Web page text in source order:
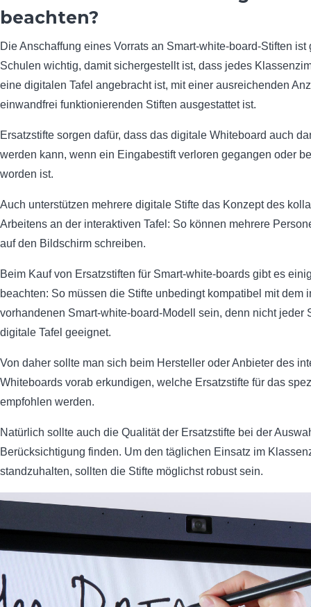
beachten?
Die Anschaffung eines Vorrats an Smart-white-board-Stiften ist
Schulen wichtig, damit sichergestellt ist, dass jedes
eine digitalen Tafel angebracht ist, mit einer ausreichenden
einwandfrei funktionierenden Stiften ausgestattet ist.
Ersatzstifte sorgen dafür, dass das digitale Whiteboard auch
werden kann, wenn ein Eingabestift verloren gegangen oder
worden ist.
Auch unterstützen mehrere digitale Stifte das Konzept des
Arbeitens an der interaktiven Tafel: So können mehrere
auf den Bildschirm schreiben.
Beim Kauf von Ersatzstiften für Smart-white-boards gibt es
beachten: So müssen die Stifte unbedingt kompatibel mit dem
vorhandenen Smart-white-board-Modell sein, denn nicht jeder
digitale Tafel geeignet.
Von daher sollte man sich beim Hersteller oder Anbieter des
Whiteboards vorab erkundigen, welche Ersatzstifte für das
empfohlen werden.
Natürlich sollte auch die Qualität der Ersatzstifte bei der
Berücksichtigung finden. Um den täglichen Einsatz im
standzuhalten, sollten die Stifte möglichst robust sein.